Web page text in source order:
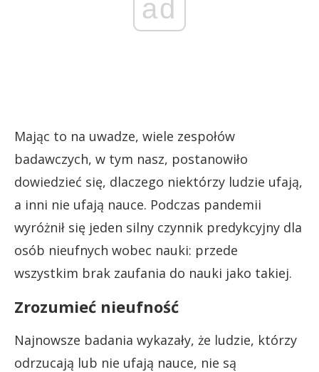
ad
Mając to na uwadze, wiele zespołów
badawczych, w tym nasz, postanowiło
dowiedzieć się, dlaczego niektórzy ludzie ufają,
a inni nie ufają nauce. Podczas pandemii
wyróżnił się jeden silny czynnik predykcyjny dla
osób nieufnych wobec nauki: przede
wszystkim brak zaufania do nauki jako takiej.
Zrozumieć nieufność
Najnowsze badania wykazały, że ludzie, którzy
odrzucają lub nie ufają nauce, nie są